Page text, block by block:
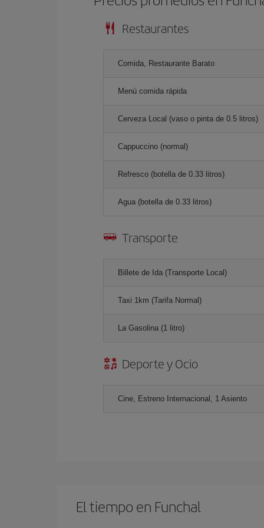
Restaurantes
Comida, Restaurante Barato
Menú comida rápida
Cerveza Local (vaso o pinta de 0.5 litros)
Cappuccino (normal)
Refresco (botella de 0.33 litros)
Agua (botella de 0.33 litros)
Transporte
Billete de Ida (Transporte Local)
Taxi 1km (Tarifa Normal)
La Gasolina (1 litro)
Deporte y Ocio
Cine, Estreno Internacional, 1 Asiento
El tiempo en Funchal